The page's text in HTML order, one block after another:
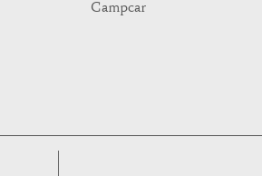
Campcar